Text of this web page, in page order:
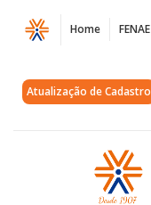
Página
Fenae
confirma
Rodrigues
Home FENAE
Atualização de Cadastro
Acessar
página
inicial